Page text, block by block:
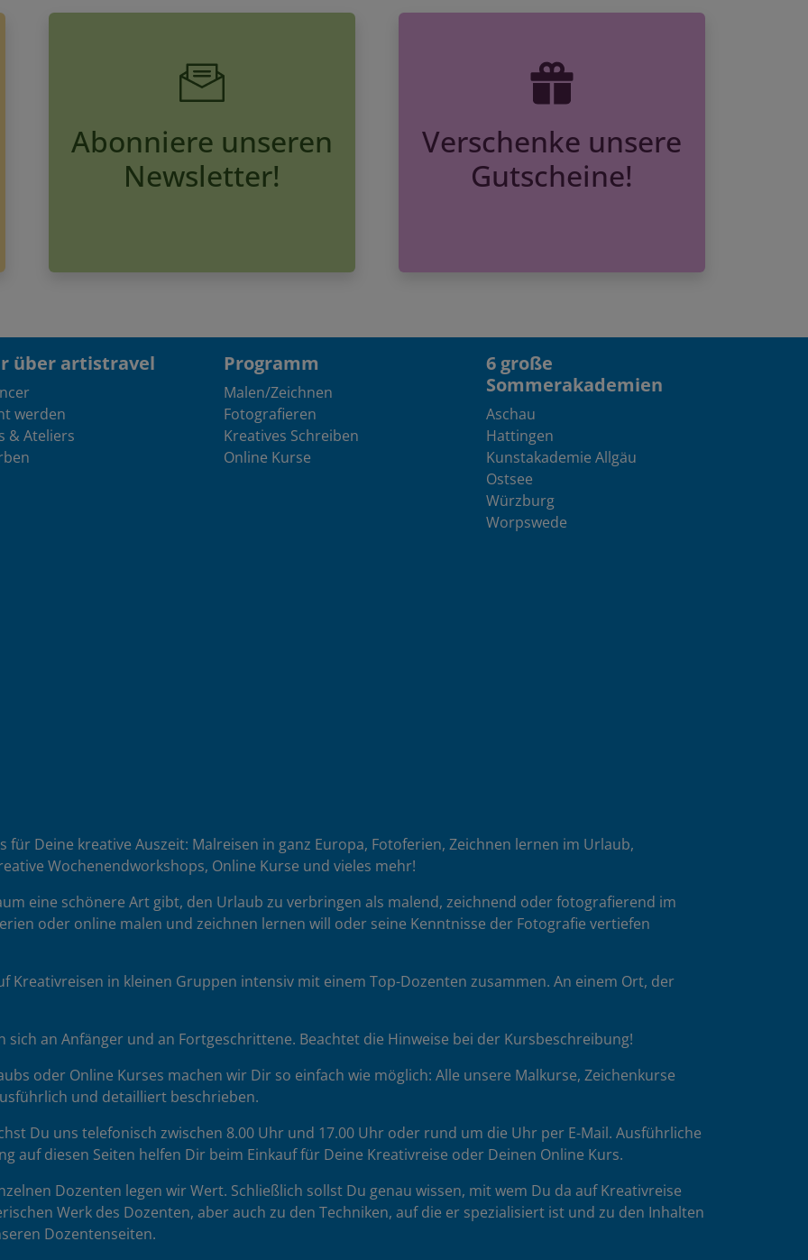
Abonniere unseren
Newsletter!
Verschenke unsere
Gutscheine!
über artistravel
werden
& Ateliers
Programm
Malen/Zeichnen
Fotografieren
Kreatives Schreiben
Online Kurse
6 große
Sommerakademien
Aschau
Hattingen
Kunstakademie Allgäu
Ostsee
Würzburg
Worpswede
Deine kreative Auszeit: Malreisen in ganz Europa, Fotoferien, Zeichnen lernen im Urlaub,
Wochenendworkshops, Online Kurse und vieles mehr!
eine schönere Art gibt, den Urlaub zu verbringen als malend, zeichnend oder fotografierend im
oder online malen und zeichnen lernen will oder seine Kenntnisse der Fotografie vertiefen
Kreativreisen in kleinen Gruppen intensiv mit einem Top-Dozenten zusammen. An einem Ort, der
an Anfänger und an Fortgeschrittene. Beachtet die Hinweise bei der Kursbeschreibung!
oder Online Kurses machen wir Dir so einfach wie möglich: Alle unsere Malkurse, Zeichenkurse
und detailliert beschrieben.
Du uns telefonisch zwischen 8.00 Uhr und 17.00 Uhr oder rund um die Uhr per E-Mail. Ausführliche
auf diesen Seiten helfen Dir beim Einkauf für Deine Kreativreise oder Deinen Online Kurs.
Dozenten legen wir Wert. Schließlich sollst Du genau wissen, mit wem Du da auf Kreativreise
Werk des Dozenten, aber auch zu den Techniken, auf die er spezialisiert ist und zu den Inhalten
Dozentenseiten.